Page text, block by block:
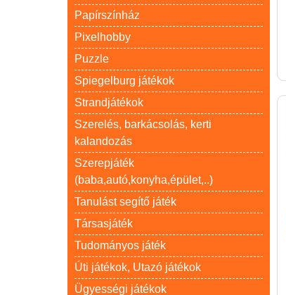
Papírszínház
Pixelhobby
Puzzle
Spiegelburg játékok
Strandjátékok
Szerelés, barkácsolás, kerti
kalandozás
Szerepjáték
(baba,autó,konyha,épület,..)
Tanulást segítő játék
Társasjáték
Tudományos játék
Úti játékok, Utazó játékok
Ügyességi játékok